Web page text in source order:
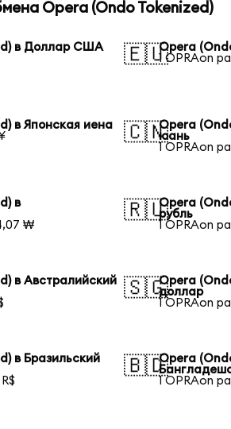
Opera (Ondo Tokenized)
в Доллар США
🇪🇺Opera
1 OPRAon
в Японская иена
🇨🇳Opera
юань
1 OPRAon
в
₩
🇷🇺Opera
рубль
1 OPRAon
в Австралийский
🇸🇬Opera
доллар
1 OPRAon
в Бразильский
🇧🇩Opera
1 OPRAon